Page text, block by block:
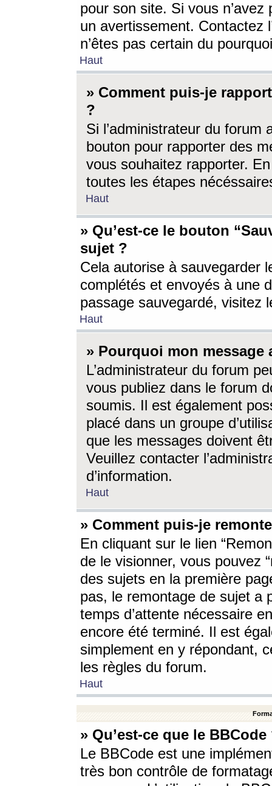
pour son site. Si vous
un avertissement. Contactez
n’êtes pas certain du
Haut
» Comment puis-je
?
Si l’administrateur du forum
bouton pour rapporter des
vous souhaitez rapporter.
toutes les étapes
Haut
» Qu’est-ce le bouton
sujet ?
Cela autorise à sauvegarder
complétés et envoyés à une
passage sauvegardé, visitez
Haut
» Pourquoi mon message
L’administrateur du forum
vous publiez dans le forum
soumis. Il est également
placé dans un groupe
que les messages doivent
Veuillez contacter
d’information.
Haut
» Comment puis-je
En cliquant sur le lien
de le visionner, vous pouvez
des sujets en la première
pas, le remontage de sujet a
temps d’attente nécessaire
encore été terminé. Il est
simplement en y répondant,
les règles du forum.
Haut
» Qu’est-ce que le BBCode
Le BBCode est une
très bon contrôle de